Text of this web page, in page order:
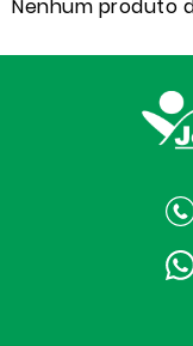
Nenhum produto